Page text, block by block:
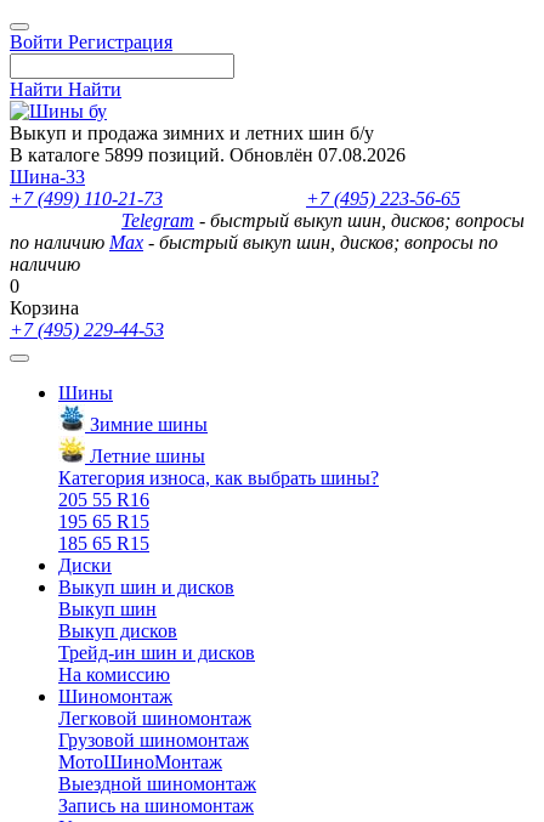
Войти Регистрация
Найти Найти
Выкуп и продажа зимних и летних шин б/у
В каталоге 5899 позиций. Обновлён 07.08.2026
Шина-33
+7 (499) 110-21-73
+7 (495) 223-56-65
Telegram - быстрый выкуп шин, дисков; вопросы
по наличию Max - быстрый выкуп шин, дисков; вопросы по
наличию
0
Корзина
+7 (495) 229-44-53
Шины
Зимние шины
Летние шины
Категория износа, как выбрать шины?
205 55 R16
195 65 R15
185 65 R15
Диски
Выкуп шин и дисков
Выкуп шин
Выкуп дисков
Трейд-ин шин и дисков
На комиссию
Шиномонтаж
Легковой шиномонтаж
Грузовой шиномонтаж
МотоШиноМонтаж
Выездной шиномонтаж
Запись на шиномонтаж